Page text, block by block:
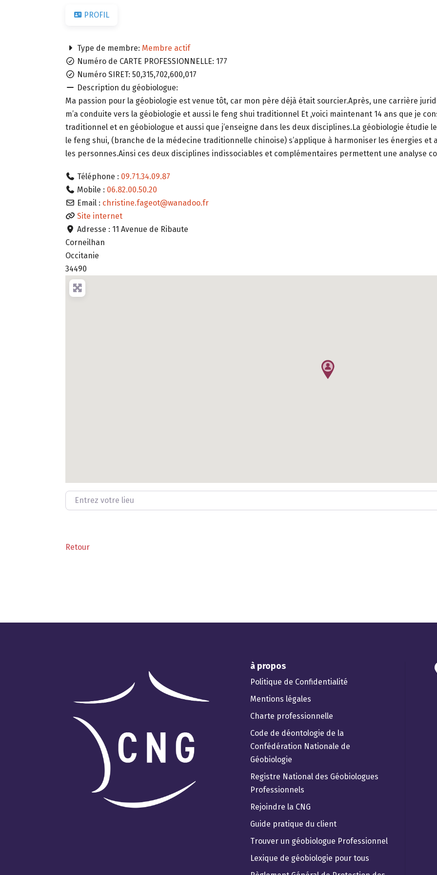
PROFIL
Type de membre: Membre actif
Numéro de CARTE PROFESSIONNELLE: 177
Numéro SIRET:50,315,702,600,017
Description du géobiologue:
Ma passion pour la géobiologie est venue tôt, car mon père déjà était sourcier.Après, une carrière
m’a conduite vers la géobiologie et aussi le feng shui traditionnel Et ,voici maintenant 14 ans que je
traditionnel et en géobiologue et aussi que j’enseigne dans les deux disciplines.La géobiologie étudie
le feng shui, (branche de la médecine traditionnelle chinoise) s’applique à harmoniser les énergies et
les personnes.Ainsi ces deux disciplines indissociables et complémentaires permettent une analyse
Téléphone : 09.71.34.09.87
Mobile : 06.82.00.50.20
Email : christine.fageot@wanadoo.fr
Site internet
Adresse : 11 Avenue de Ribaute
Corneilhan
Occitanie
34490
Entrez votre lieu
Retour
à propos
Politique de Confidentialité
Mentions légales
Charte professionnelle
Code de déontologie de la
Confédération Nationale de
Géobiologie
Registre National des Géobiologues
Professionnels
Rejoindre la CNG
Guide pratique du client
Trouver un géobiologue Professionnel
Lexique de géobiologie pour tous